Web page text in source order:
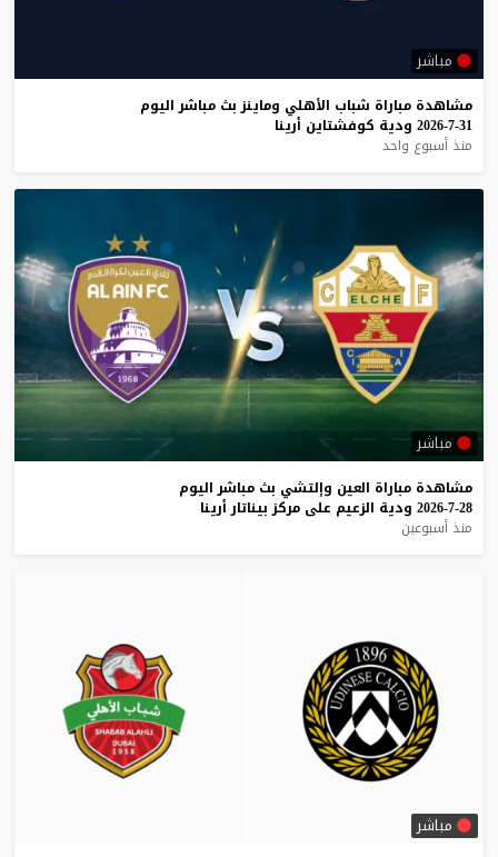
مباشر
مشاهدة مباراة شباب الأهلي وماينز بث مباشر اليوم
31-7-2026
ودية كوفشتاين أرينا
منذ أسبوع واحد
مباشر
مشاهدة مباراة العين وإلتشي بث مباشر اليوم
28-7-2026
ودية الزعيم على مركز بيناتار أرينا
منذ أسبوعين
مباشر